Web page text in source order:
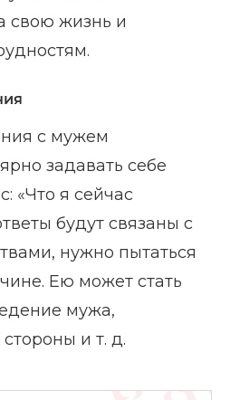
свою жизнь и
с мужем
задавать себе
«Что я сейчас
будут связаны с
нужно пытаться
Ею может стать
мужа,
и т. д.